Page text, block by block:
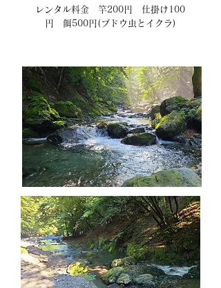
レンタル料金 竿200円 仕掛け100
円 餌500円(ブドウ虫とイクラ)